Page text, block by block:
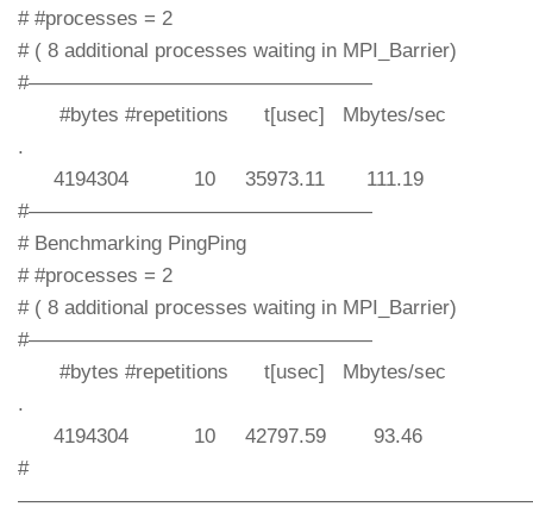
# #processes = 2
# ( 8 additional processes waiting in MPI_Barrier)
#—————————————————
#bytes #repetitions t[usec] Mbytes/sec
.
4194304 10 35973.11 111.19
#—————————————————
# Benchmarking PingPing
# #processes = 2
# ( 8 additional processes waiting in MPI_Barrier)
#—————————————————
#bytes #repetitions t[usec] Mbytes/sec
.
4194304 10 42797.59 93.46
#
—————————————————————————–